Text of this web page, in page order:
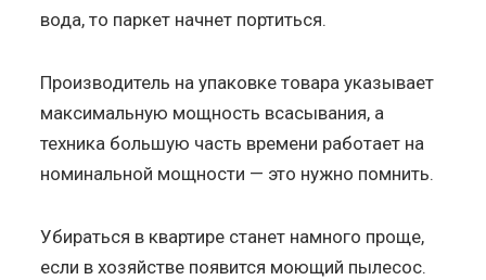
вода, то паркет начнет портиться.
Производитель на упаковке товара указывает
максимальную мощность всасывания, а
техника большую часть времени работает на
номинальной мощности — это нужно помнить.
Убираться в квартире станет намного проще,
если в хозяйстве появится моющий пылесос.